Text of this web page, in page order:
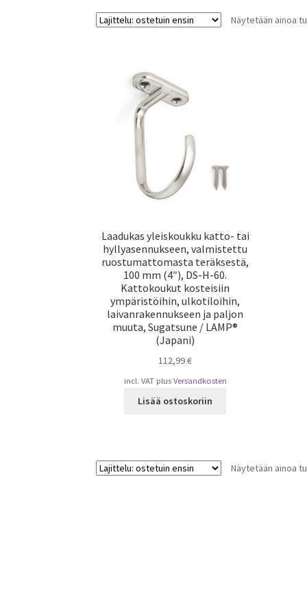
Näytetään ainoa
Laadukas yleiskoukku katto- tai
hyllyasennukseen, valmistettu
ruostumattomasta teräksestä,
100 mm (4″), DS-H-60.
Kattokoukut kosteisiin
ympäristöihin, ulkotiloihin,
laivanrakennukseen ja paljon
muuta, Sugatsune / LAMP®
(Japani)
112,99€
incl. VAT plus Versandkosten
Lisää ostoskoriin
Näytetään ainoa